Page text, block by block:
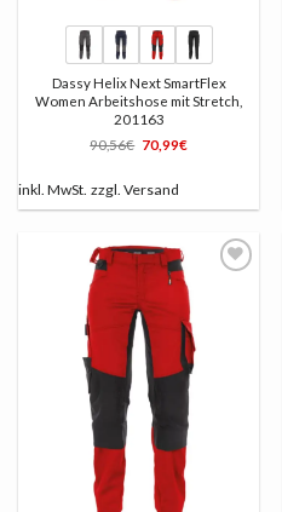
Dassy Helix Next SmartFlex
Women Arbeitshose mit Stretch,
201163
90,56€ Ursprünglicher
Preis
90,56€
70,99€Aktueller
inkl. MwSt. zzgl. Versand